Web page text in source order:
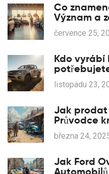
Co
Význam a
Nissan
července 25,
Kdo vyrábí
vztahu k
listopadu 23,
Jak
Průvodce
března 24,
Jak Ford